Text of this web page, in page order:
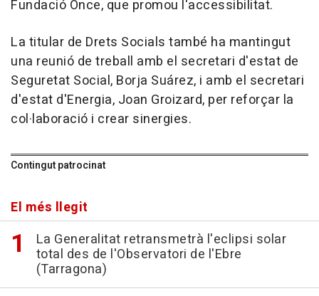
Fundació Once, que promou l'accessibilitat.
La titular de Drets Socials també ha mantingut
una reunió de treball amb el secretari d'estat de
Seguretat Social, Borja Suárez, i amb el secretari
d'estat d'Energia, Joan Groizard, per reforçar la
col·laboració i crear sinergies.
Contingut patrocinat
El més llegit
La Generalitat retransmetrà l'eclipsi solar
total des de l'Observatori de l'Ebre
(Tarragona)